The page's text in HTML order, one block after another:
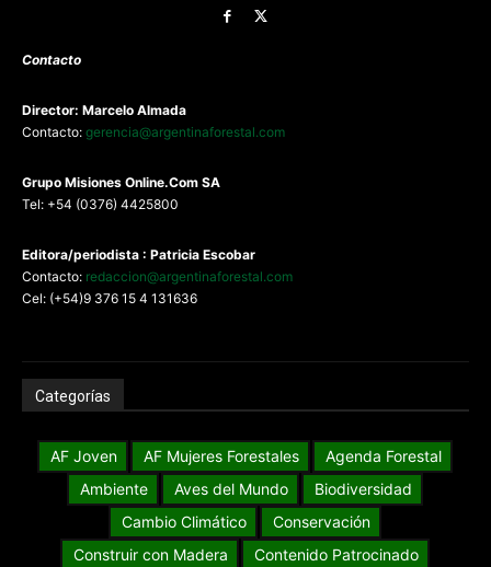
Contacto
Director: Marcelo Almada
Contacto: gerencia@argentinaforestal.com
Grupo Misiones Online.Com SA
Tel: +54 (0376) 4425800
Editora/periodista : Patricia Escobar
Contacto: redaccion@argentinaforestal.com
Cel: (+54)9 376 15 4 131636
Categorías
AF Joven AF Mujeres Forestales
Agenda Forestal
Ambiente
Aves del Mundo
Biodiversidad
Cambio Climático
Conservación
Construir con Madera
Contenido Patrocinado